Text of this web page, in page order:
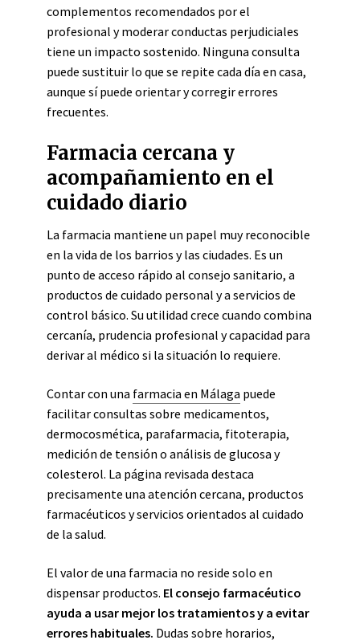
complementos recomendados por el
profesional y moderar conductas perjudiciales
tiene un impacto sostenido. Ninguna consulta
puede sustituir lo que se repite cada día en casa,
aunque sí puede orientar y corregir errores
frecuentes.
Farmacia cercana y
acompañamiento en el
cuidado diario
La farmacia mantiene un papel muy reconocible
en la vida de los barrios y las ciudades. Es un
punto de acceso rápido al consejo sanitario, a
productos de cuidado personal y a servicios de
control básico. Su utilidad crece cuando combina
cercanía, prudencia profesional y capacidad para
derivar al médico si la situación lo requiere.
Contar con una farmacia en Málaga puede
facilitar consultas sobre medicamentos,
dermocosmética, parafarmacia, fitoterapia,
medición de tensión o análisis de glucosa y
colesterol. La página revisada destaca
precisamente una atención cercana, productos
farmacéuticos y servicios orientados al cuidado
de la salud.
El valor de una farmacia no reside solo en
dispensar productos. El consejo farmacéutico
ayuda a usar mejor los tratamientos y a evitar
errores habituales. Dudas sobre horarios,